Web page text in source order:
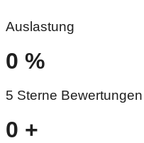
Auslastung
0 %
5 Sterne Bewertungen
0 +